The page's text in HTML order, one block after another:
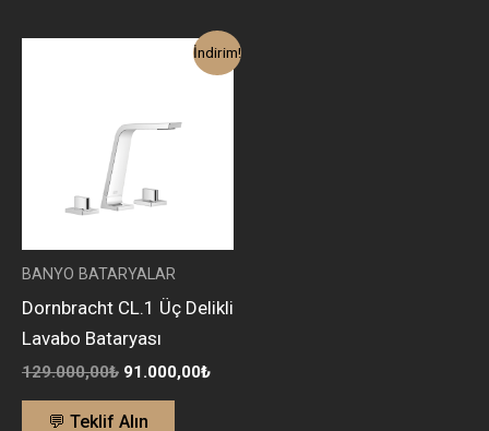
İndirim!
BANYO BATARYALAR
Dornbracht CL.1 Üç Delikli
Lavabo Bataryası
129.000,00₺ 91.000,00₺
Şu
andaki
💬 Teklif Alın